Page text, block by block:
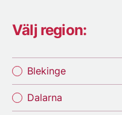
Välj region:
Blekinge
Dalarna